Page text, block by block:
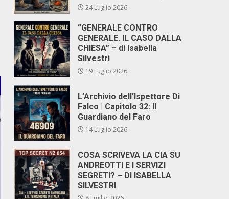
24 Luglio 2026
“GENERALE CONTRO
GENERALE. IL CASO DALLA
CHIESA” – di Isabella
Silvestri
19 Luglio 2026
L’Archivio dell’Ispettore Di
Falco | Capitolo 32: Il
Guardiano del Faro
14 Luglio 2026
COSA SCRIVEVA LA CIA SU
ANDREOTTI E I SERVIZI
SEGRETI? – DI ISABELLA
SILVESTRI